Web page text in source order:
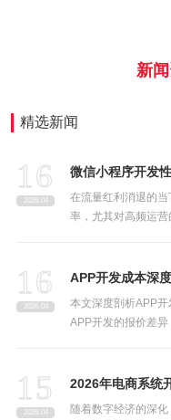
新闻
精选新闻
16
2026-04
在流量红利消退的
率，尤其对高频运营
16
2026-04
本文深度剖析APP
APP开发的报价差异
15
2026-04
随着数字经济的深